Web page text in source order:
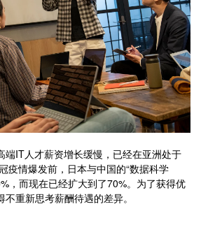
端IT人才薪资增长缓慢，已经在亚洲处于
疫情爆发前，日本与中国的“数据科学
，而现在已经扩大到了70%。为了获得优
重新思考薪酬待遇的差异。